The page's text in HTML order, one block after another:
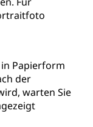
Papierform
der
warten Sie
Pfändung